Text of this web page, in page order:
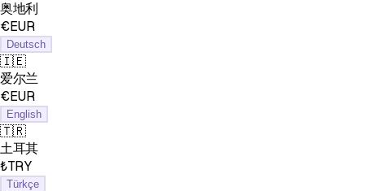
奥地利
€EUR
Deutsch
🇮🇪
爱尔兰
€EUR
English
🇹🇷
土耳其
₺TRY
Türkçe